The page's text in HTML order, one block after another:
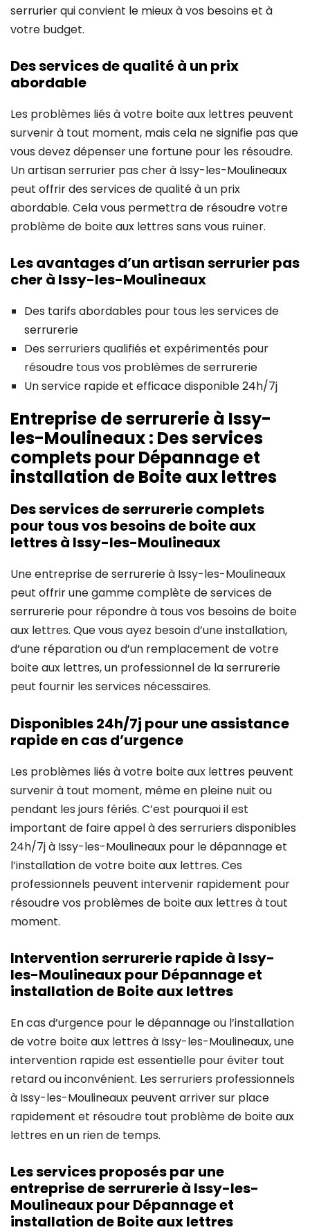
serrurier qui convient le mieux à vos besoins et à
votre budget.
Des services de qualité à un prix
abordable
Les problèmes liés à votre boite aux lettres peuvent
survenir à tout moment, mais cela ne signifie pas que
vous devez dépenser une fortune pour les résoudre.
Un artisan serrurier pas cher à Issy-les-Moulineaux
peut offrir des services de qualité à un prix
abordable. Cela vous permettra de résoudre votre
problème de boite aux lettres sans vous ruiner.
Les avantages d’un artisan serrurier pas
cher à Issy-les-Moulineaux
Des tarifs abordables pour tous les services de
serrurerie
Des serruriers qualifiés et expérimentés pour
résoudre tous vos problèmes de serrurerie
Un service rapide et efficace disponible 24h/7j
Entreprise de serrurerie à Issy-
les-Moulineaux : Des services
complets pour Dépannage et
installation de Boite aux lettres
Des services de serrurerie complets
pour tous vos besoins de boite aux
lettres à Issy-les-Moulineaux
Une entreprise de serrurerie à Issy-les-Moulineaux
peut offrir une gamme complète de services de
serrurerie pour répondre à tous vos besoins de boite
aux lettres. Que vous ayez besoin d’une installation,
d’une réparation ou d’un remplacement de votre
boite aux lettres, un professionnel de la serrurerie
peut fournir les services nécessaires.
Disponibles 24h/7j pour une assistance
rapide en cas d’urgence
Les problèmes liés à votre boite aux lettres peuvent
survenir à tout moment, même en pleine nuit ou
pendant les jours fériés. C’est pourquoi il est
important de faire appel à des serruriers disponibles
24h/7j à Issy-les-Moulineaux pour le dépannage et
l’installation de votre boite aux lettres. Ces
professionnels peuvent intervenir rapidement pour
résoudre vos problèmes de boite aux lettres à tout
moment.
Intervention serrurerie rapide à Issy-
les-Moulineaux pour Dépannage et
installation de Boite aux lettres
En cas d’urgence pour le dépannage ou l’installation
de votre boite aux lettres à Issy-les-Moulineaux, une
intervention rapide est essentielle pour éviter tout
retard ou inconvénient. Les serruriers professionnels
à Issy-les-Moulineaux peuvent arriver sur place
rapidement et résoudre tout problème de boite aux
lettres en un rien de temps.
Les services proposés par une
entreprise de serrurerie à Issy-les-
Moulineaux pour Dépannage et
installation de Boite aux lettres